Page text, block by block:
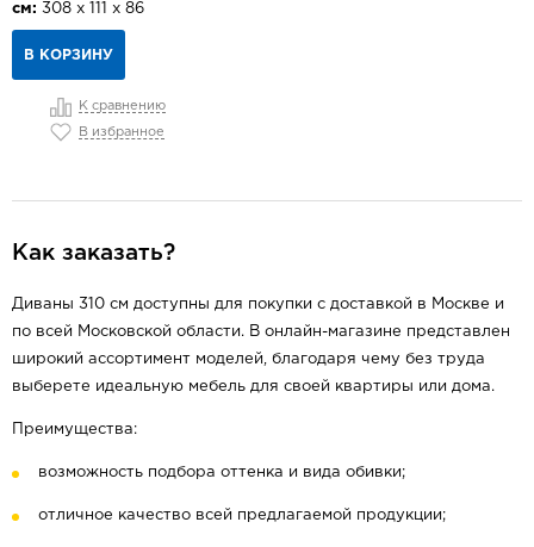
см: 308 х 111 х 86
В КОРЗИНУ
К сравнению
В избранное
Как заказать?
Диваны 310 см доступны для покупки с доставкой в Москве и
по всей Московской области. В онлайн-магазине представлен
широкий ассортимент моделей, благодаря чему без труда
выберете идеальную мебель для своей квартиры или дома.
Преимущества:
возможность подбора оттенка и вида обивки;
отличное качество всей предлагаемой продукции;